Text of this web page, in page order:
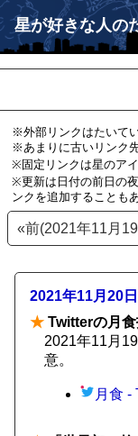
星が好きな人の
※外部リンクはたいて
※あまりに古いリンク
※固定リンクは星のア
※更新は日付の前日の
ンクを追加することも
«前(2021年11月
2021年11月20
★ Twitterの月
2021年11月
意。
月食 -